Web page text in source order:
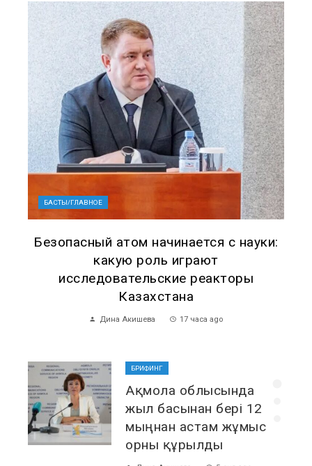
БАСТЫ/ГЛАВНОЕ
Безопасный атом начинается с науки:
какую роль играют
исследовательские реакторы
Казахстана
Дина Акишева 17 часа ago
БРИФИНГ
Ақмола облысында
жыл басынан бері 12
мыңнан астам жұмыс
орны құрылды